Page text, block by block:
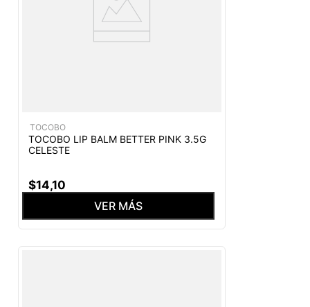
TOCOBO
TOCOBO LIP BALM BETTER PINK 3.5G
CELESTE
$14,10
VER MÁS